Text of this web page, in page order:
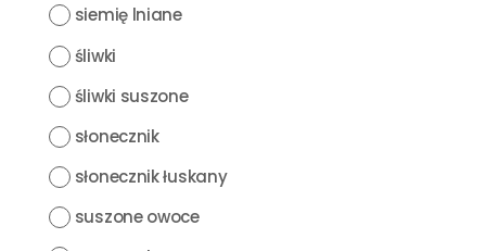
siemię lniane
śliwki
śliwki suszone
słonecznik
słonecznik łuskany
suszone owoce